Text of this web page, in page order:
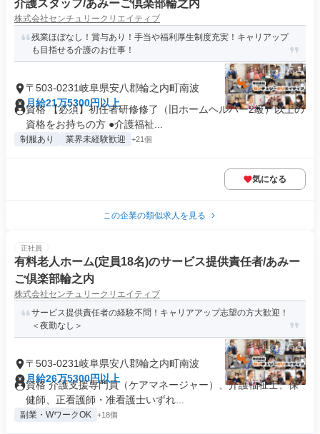
介護スタッフ/あみーご倶楽部輪之内
株式会社センチュリークリエイティブ
残業ほぼなし！賞与あり！手当や福利厚生制度充実！キャリアップ
も目指せる介護のお仕事！
〒503-0231岐阜県安八郡輪之内町南波
月給21万5300円以上
資格 【必須】初任者研修修了（旧ホームヘルパー2級）以上の
資格をお持ちの方 ●介護福祉...
制服あり 業界未経験歓迎 +21個
気になる
この企業の類似求人を見る
正社員
有料老人ホーム(定員18名)のサービス提供責任者/あみー
ご倶楽部輪之内
株式会社センチュリークリエイティブ
サービス提供責任者の経験不問！キャリアアップ志望の方大歓迎！
＜夜勤なし＞
〒503-0231岐阜県安八郡輪之内町南波
月給26万5300円以上
資格 介護支援専門員（ケアマネージャー）、介護福祉士、保
健師、正看護師・准看護士いずれ...
副業・WワークOK +18個